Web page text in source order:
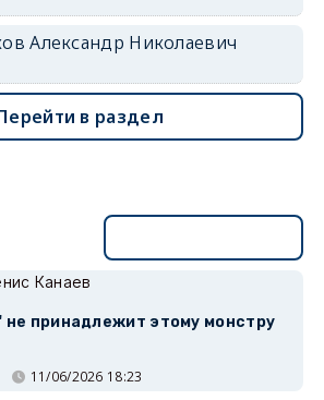
Александр Николаевич
в раздел
Канаев
не принадлежит этому монстру
11/06/2026 18:23